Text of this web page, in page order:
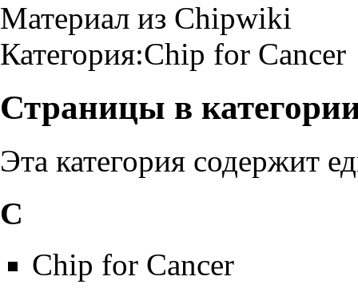
Материал из Chipwiki
Категория:Chip for Cancer
Страницы в
Эта категория содержит
C
Chip for Cancer